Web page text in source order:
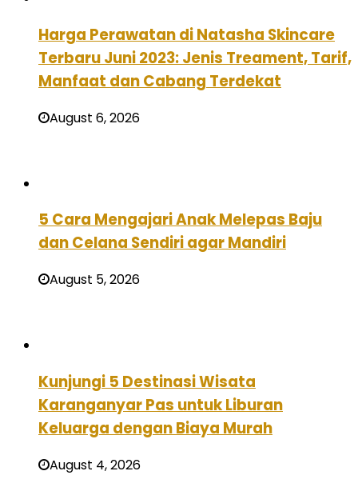
Harga Perawatan di Natasha Skincare
Terbaru Juni 2023: Jenis Treament, Tarif,
Manfaat dan Cabang Terdekat
August 6, 2026
5 Cara Mengajari Anak Melepas Baju
dan Celana Sendiri agar Mandiri
August 5, 2026
Kunjungi 5 Destinasi Wisata
Karanganyar Pas untuk Liburan
Keluarga dengan Biaya Murah
August 4, 2026